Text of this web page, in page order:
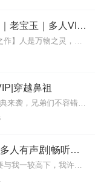
蛊真人｜大爱仙尊｜热血｜老宝玉｜多人VIP免费有声剧
内容简介【黑暗文反派流封神之作】人是万物之灵，蛊是天地真精。一个穿越者不断重生的故事。一个养蛊、炼蛊、用蛊的奇特世界。配音组（男角色）老宝玉旁白...
穿越鼻祖
2.21--3.22混乱特申请限免，经典来袭，兄弟们不容错过。猎国|起点跳舞|爆笑刘忙《刘老六传奇》免费经典作品爆笑！《临时道长》爆笑接地气！《妖孽歪传》！...
大奉打更人丨头陀渊领衔多人有声剧|畅听全集|王鹤棣、田曦薇主演影视剧原著|卖报小郎君
【冒泡有奖】听说杨千幻那厮要与我一较高下，我许七安要开始装叉了！快进入声音播放页戳下方输入框，冒个泡偷偷告诉我，我要用哪些诗词才能胜过他？说得好的，有赏！202...